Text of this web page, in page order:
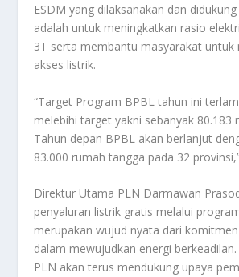
ESDM yang dilaksanakan dan
adalah untuk meningkatkan rasio
3T serta membantu masyarakat untuk
akses listrik.
“Target Program BPBL tahun ini
melebihi target yakni sebanyak 80.183
Tahun depan BPBL akan berlanjut
83.000 rumah tangga pada 32
Direktur Utama PLN Darmawan
penyaluran listrik gratis melalui
merupakan wujud nyata dari
dalam mewujudkan energi
PLN akan terus mendukung upaya